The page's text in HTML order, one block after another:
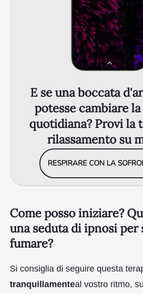
E se una boccata
potesse cambiare
quotidiana? Provi la
rilassamento su
RESPIRARE CON LA
Come posso iniziare?
una seduta di ipnosi per
fumare?
Si consiglia di seguire questa
tranquillamenteal vostro ritmo,